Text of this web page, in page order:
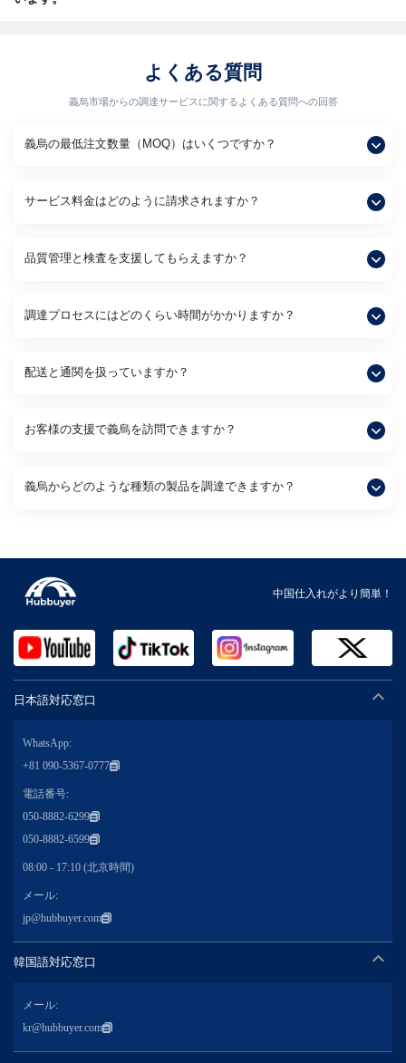
よくある質問
義烏市場からの調達サービスに関するよくある質問への回答
義烏の最低注文数量（MOQ）はいくつですか？
サービス料金はどのように請求されますか？
品質管理と検査を支援してもらえますか？
調達プロセスにはどのくらい時間がかかりますか？
配送と通関を扱っていますか？
お客様の支援で義烏を訪問できますか？
義烏からどのような種類の製品を調達できますか？
中国仕入れがより簡単！
日本語対応窓口
WhatsApp:
+81 090-5367-0777
電話番号:
050-8882-6299
050-8882-6599
08:00 - 17:10 (北京時間)
メール:
jp@hubbuyer.com
韓国語対応窓口
メール:
kr@hubbuyer.com